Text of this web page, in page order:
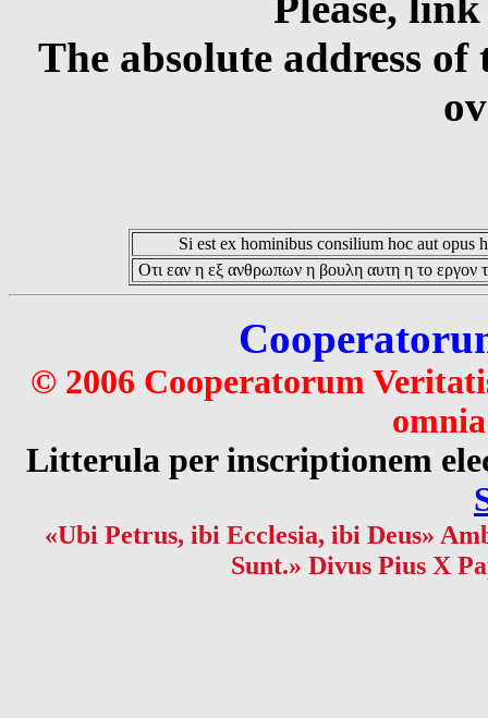
The absolute address
Si est ex hominibus consilium hoc aut opus
Οτι εαν η εξ ανθρωπων η βουλη αυτη η το εργον
© 2006 Cooperatorum
Litterula per inscriptionem
«Ubi Petrus, ibi Ecclesia, ibi Deus»
Sunt.» Divus Pius X